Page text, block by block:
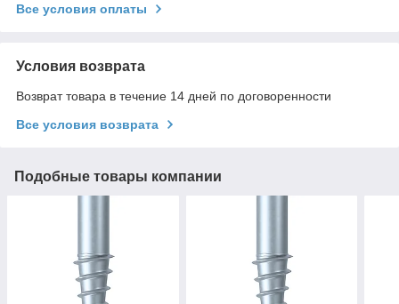
Все условия оплаты
Условия возврата
Возврат товара в течение 14 дней по договоренности
Все условия возврата
Подобные товары компании